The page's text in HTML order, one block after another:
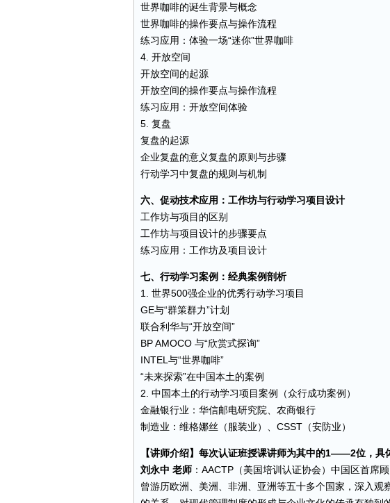
世界咖啡的诞生背景与概念
世界咖啡的操作要点与操作流程
练习应用：体验一场“迷你”世界咖啡
4. 开放空间
开放空间的起源
开放空间的操作要点与操作流程
练习应用：开放空间体验
5. 复盘
复盘的起源
企业复盘的意义复盘的原则与步骤
行动学习中复盘的规则与机制
六、促动技术应用：工作坊与行动学习项目设计
工作坊与项目的区别
工作坊与项目设计的步骤要点
练习应用：工作坊及项目设计
七、行动学习案例：经典案例剖析
1. 世界500强企业的优秀行动学习项目
GE与“群策群力”计划
联合利华与“开放空间”
BP AMOCO 与“欣赏式探询”
INTEL与“世界咖啡”
“未来探索”在中国本土的案例
2. 中国本土的行动学习项目案例（众行成功案例）
金融银行业：华信邮电研究院、农商银行
制造业 ：维格娜丝（服装业）、CSST（安防业）
【讲师介绍】每次认证班授课讲师为其中的1——2位，具
刘永中 老师：AACTP（美国培训认证协会）中国区首席
曾游历欧洲、美洲、非洲、亚洲等五十多个国家，深入